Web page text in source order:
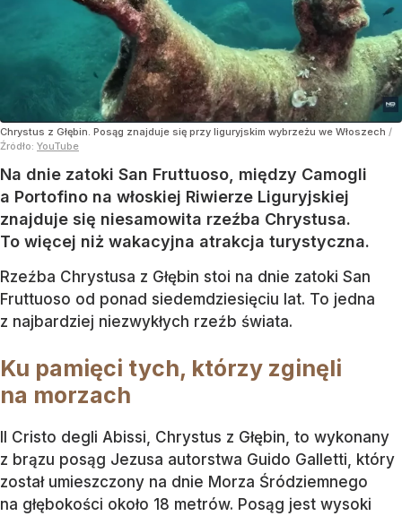
Chrystus z Głębin. Posąg znajduje się przy liguryjskim wybrzeżu we Włoszech /
Źródło: YouTube
Na dnie zatoki San Fruttuoso, między Camogli
a Portofino na włoskiej Riwierze Liguryjskiej
znajduje się niesamowita rzeźba Chrystusa.
To więcej niż wakacyjna atrakcja turystyczna.
Rzeźba Chrystusa z Głębin stoi na dnie zatoki San
Fruttuoso od ponad siedemdziesięciu lat. To jedna
z najbardziej niezwykłych rzeźb świata.
Ku pamięci tych, którzy zginęli
na morzach
Il Cristo degli Abissi, Chrystus z Głębin, to wykonany
z brązu posąg Jezusa autorstwa Guido Galletti, który
został umieszczony na dnie Morza Śródziemnego
na głębokości około 18 metrów. Posąg jest wysoki